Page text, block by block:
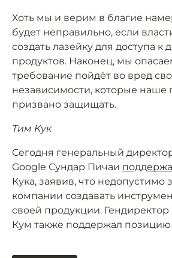
Хоть мы и верим в благие
будет неправильно, если
создать лазейку для доступа
продуктов. Наконец, мы
требование пойдёт во вред
независимости, которые наше
призвано защищать.
Тим Кук
Сегодня генеральный
Google Сундар Пичаи
Кука, заявив, что недопустимо
компании создавать
своей продукции.
Кум также поддержал позицию